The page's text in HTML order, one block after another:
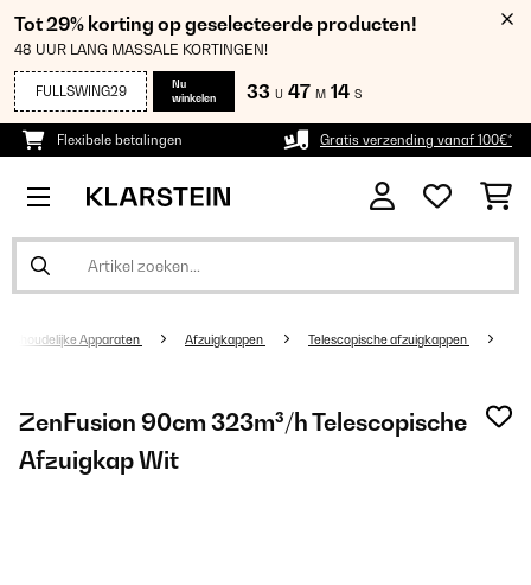
Tot 29% korting op geselecteerde producten!
48 UUR LANG MASSALE KORTINGEN!
FULLSWING29
Nu
winkelen
33 U 47 M 13 S
Flexibele betalingen Gratis verzending vanaf 100€*
Apparaten Afzuigkappen Telescopische afzuigkappen
ZenFusion 90cm 323m³/h Telescopische
Afzuigkap Wit